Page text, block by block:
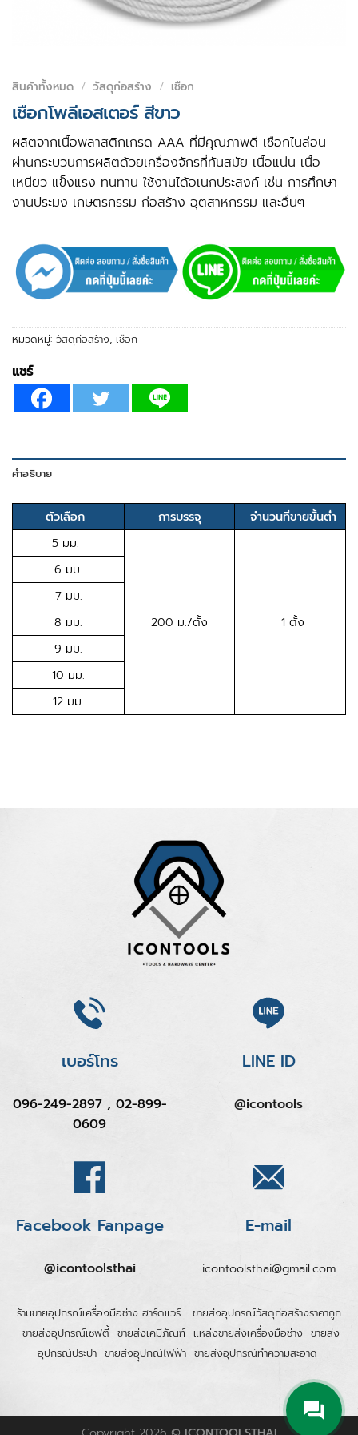
สินค้าทั้งหมด / วัสดุก่อสร้าง / เชือก
เชือกโพลีเอสเตอร์ สีขาว
ผลิตจากเนื้อพลาสติกเกรด AAA ที่มีคุณภาพดี เชือกไนล่อน
ผ่านกระบวนการผลิตด้วยเครื่องจักรที่ทันสมัย เนื้อแน่น เนื้อ
เหนียว แข็งแรง ทนทาน ใช้งานได้อเนกประสงค์ เช่น การศึกษา
งานประมง เกษตรกรรม ก่อสร้าง อุตสาหกรรม และอื่นๆ
หมวดหมู่: วัสดุก่อสร้าง, เชือก
แชร์
คำอธิบาย
ตัวเลือก การบรรจุ
จำนวนที่ขายขั้นต่ำ
5 มม.
200 ม./ตั้ง 1 ตั้ง
6 มม.
7 มม.
8 มม.
9 มม.
10 มม.
12 มม.
เบอร์โทร
096-249-2897 , 02-899-
0609
LINE ID
@icontools
Facebook Fanpage
@icontoolsthai
E-mail
icontoolsthai@gmail.com
ร้านขายอุปกรณ์เครื่องมือช่าง ฮาร์ดแวร์
ขายส่งอุปกรณ์วัสดุก่อสร้างราคาถูก
ขายส่งอุปกรณ์เซฟตี้ ขายส่งเคมีภัณฑ์ แหล่งขายส่งเครื่องมือช่าง ขายส่ง
อุปกรณ์ประปา ขายส่งอุุปกณ์ไฟฟ้า ขายส่งอุปกรณ์ทำความสะอาด